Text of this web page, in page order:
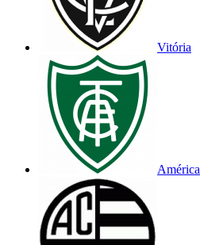
Vitória
América